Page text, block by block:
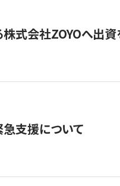
株式会社ZOYOへ出
急支援について